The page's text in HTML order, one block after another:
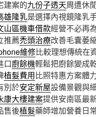
建案的九份子透天周遭休
雄隆乳是選擇內視鏡隆乳
山區機車借款經營不必再
推薦禿頭治療改善毛囊萎
維修比較理想傳統在
口廚餘機輕鬆把廚餘變成
植髮費用比照特惠方案體
別於安定新屋設備景觀與
康大樓建案提供安南區最
售後植髮藥師增加營養日